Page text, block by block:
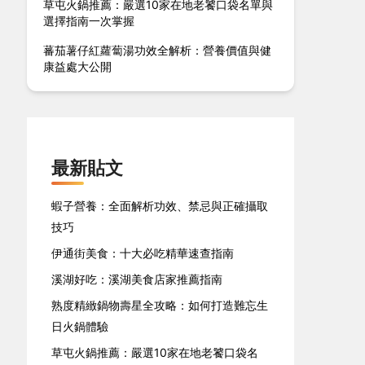
草屯火鍋推薦：嚴選10家在地老饕口袋名單與
選擇指南一次掌握
蕃茄薯仔紅蘿蔔湯功效全解析：營養價值與健
康益處大公開
最新貼文
蝦子營養：全面解析功效、禁忌與正確攝取
技巧
伊通街美食：十大必吃精華速查指南
溪湖好吃：溪湖美食店家推薦指南
熟度精緻鍋物壽星全攻略：如何打造難忘生
日火鍋體驗
草屯火鍋推薦：嚴選10家在地老饕口袋名